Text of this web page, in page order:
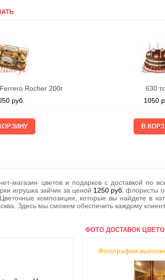
Rocher 200г
руб.
630
1050
магазин цветов и подарков с доставкой по
игрушка зайчик за ценой 1250 руб. флористы
композиции, которые вы найдете в
Здесь мы сможем обеспечить каждому
ФОТО ДОСТАВОК
Фотографии